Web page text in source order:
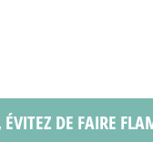
DE FAIRE